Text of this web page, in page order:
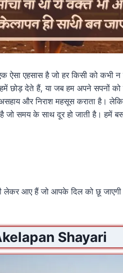
ऐसा एहसास है जो हर किसी को कभी
छोड़ देते हैं, या जब हम अपने सपनों
और निराश महसूस कराता है।
जो समय के साथ दूर हो जाती है। हमें बस
लेकर आए हैं जो आपके दिल को छू
Shayari